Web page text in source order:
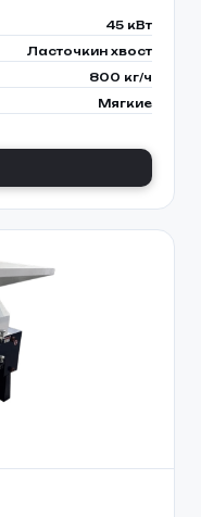
45 кВт
Ласточкин хвост
800 кг/ч
Мягкие